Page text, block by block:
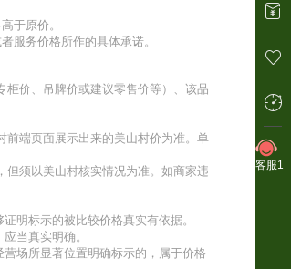
客服1
于原价。
服务价格所作的具体承诺。
价、吊牌价或建议零售价等）、该品
前端页面展示出来的美山村价为准。单
须以美山村核实情况为准。如商家违
明标示的被比较价格真实有依据。
当真实明确。
场所显著位置明确标示的，属于价格